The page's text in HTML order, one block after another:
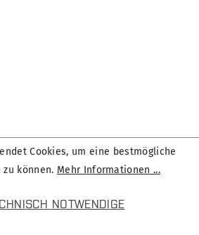
Cookies, um eine bestmögliche
können. Mehr Informationen ...
NOTWENDIGE